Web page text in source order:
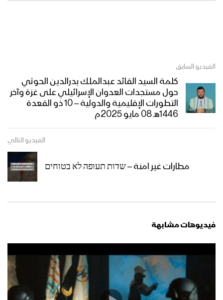
الفيديو السابق
كلمة السيد القائد عبدالملك بدرالدين الحوثي
حول مستجدات العدوان الإسرائيلي على غزة وآخر
التطورات الإقليمية والدولية – 10 ذو القعدة
1446هـ 08 مايو 2025م
الفيديو التالي
مطارات غير امنة – שדות תעופה לא בטוחים
فيديوهات مشابهة